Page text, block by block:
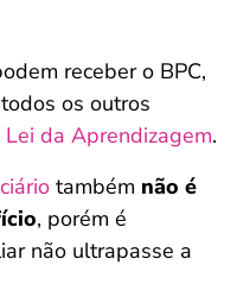
receber o BPC,
os outros
Lei da Aprendizagem.
também não é
, porém é
não ultrapasse a